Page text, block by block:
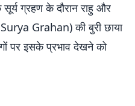
ग्रहण के दौरान राहु और
Grahan) की बुरी छाया
पर इसके प्रभाव देखने को